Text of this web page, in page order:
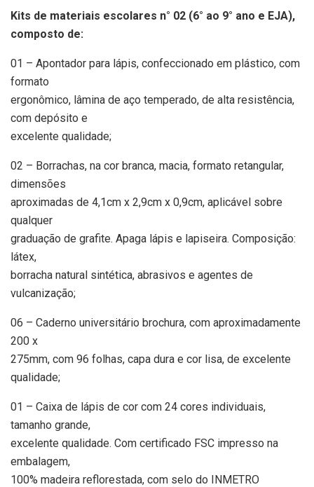
Kits de materiais escolares n° 02 (6° ao 9° ano e EJA),
composto de:
01 – Apontador para lápis, confeccionado em plástico, com
formato
ergonômico, lâmina de aço temperado, de alta resistência,
com depósito e
excelente qualidade;
02 – Borrachas, na cor branca, macia, formato retangular,
dimensões
aproximadas de 4,1cm x 2,9cm x 0,9cm, aplicável sobre
qualquer
graduação de grafite. Apaga lápis e lapiseira. Composição:
látex,
borracha natural sintética, abrasivos e agentes de
vulcanização;
06 – Caderno universitário brochura, com aproximadamente
200 x
275mm, com 96 folhas, capa dura e cor lisa, de excelente
qualidade;
01 – Caixa de lápis de cor com 24 cores individuais,
tamanho grande,
excelente qualidade. Com certificado FSC impresso na
embalagem,
100% madeira reflorestada, com selo do INMETRO